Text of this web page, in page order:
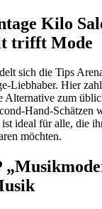
Kilo
trifft Mode
sich die Tips
Liebhaber. Hier
Alternative zum
Hand-Schätzen
ideal für alle, die
möchten.